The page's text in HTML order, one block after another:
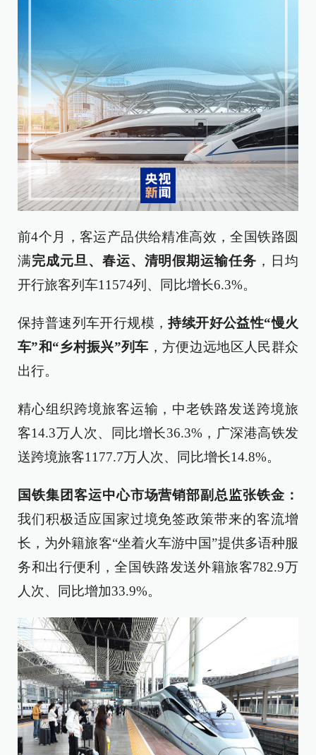
前4个月，客运产品供给精准高效，全国铁路圆
满完成元旦、春运、清明假期运输任务 ，日均
开行旅客列车11574列、同比增长6.3%。
保持普速列车开行规模，持续开好公益性“慢火
车”和“乡村振兴”列车 ，方便边远地区人民群众
出行。
精心组织跨境旅客运输，中老铁路发送跨境旅
客14.3万人次、同比增长36.3%，广深港高铁发
送跨境旅客1177.7万人次、同比增长14.8%。
国铁集团客运中心市场营销部副总监张铁金：
我们积极适应国家过境免签政策带来的客流增
长，为外籍旅客“坐着火车游中国”提供多语种服
务和出行便利，全国铁路发送外籍旅客782.9万
人次、同比增加33.9%。